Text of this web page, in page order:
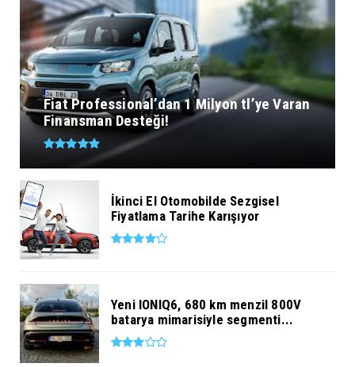
Fiat Professional’dan 1 Milyon tl’ye Varan
Finansman Desteği!
İkinci El Otomobilde Sezgisel
Fiyatlama Tarihe Karışıyor
Yeni IONIQ6, 680 km menzil 800V
batarya mimarisiyle segmenti...